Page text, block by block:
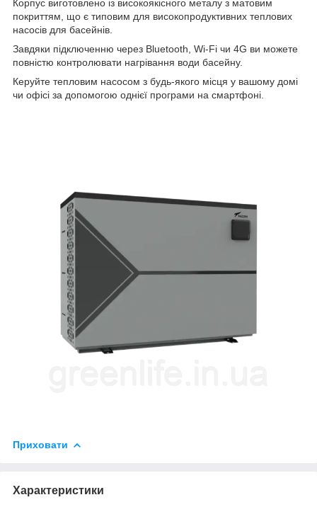
Корпус виготовлено із високоякісного металу з матовим
покриттям, що є типовим для високопродуктивних теплових
насосів для басейнів.
Завдяки підключенню через Bluetooth, Wi-Fi чи 4G ви можете
повністю контролювати нагрівання води басейну.
Керуйте тепловим насосом з будь-якого місця у вашому домі
чи офісі за допомогою однієї програми на смартфоні.
Приховати
Характеристики